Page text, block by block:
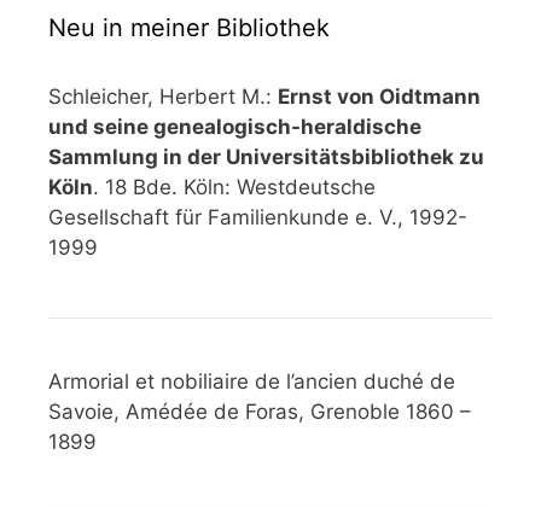
Neu in meiner Bibliothek
Schleicher, Herbert M.: Ernst von Oidtmann
und seine genealogisch-heraldische
Sammlung in der Universitätsbibliothek zu
Köln. 18 Bde. Köln: Westdeutsche
Gesellschaft für Familienkunde e. V., 1992-
1999
Armorial et nobiliaire de l’ancien duché de
Savoie, Amédée de Foras, Grenoble 1860 –
1899